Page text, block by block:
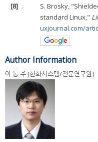
[8] .
S. Brosky,
standard Linux,"
uxjournal.com/
Author Information
이 동 주 [한화시스템/전문연구원]